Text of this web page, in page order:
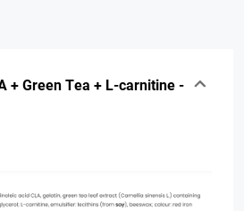
+ Green Tea + L-carnitine -